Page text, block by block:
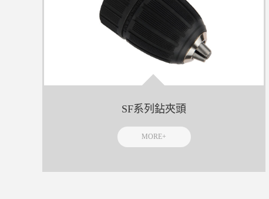
SF系列鉆夾頭
MORE+